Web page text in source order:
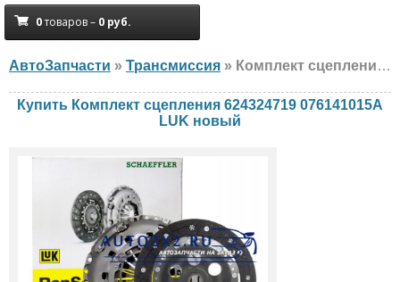
0товаров – 0 руб.
АвтоЗапчасти » Трансмиссия » Комплект сцепления LUK 624324719 076141015A Mercedes, volk, новый
Купить Комплект сцепления 624324719 076141015A
LUK новый